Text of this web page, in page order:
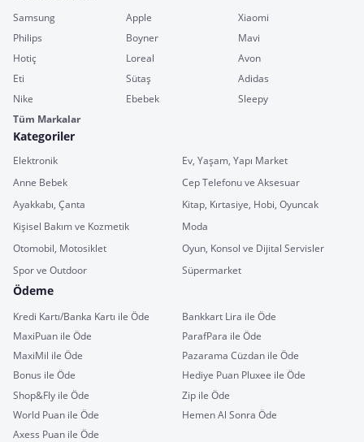
Samsung Apple
Xiaomi
Philips
Boyner
Mavi
Hotiç
Loreal
Avon
Eti
Sütaş
Adidas
Nike
Ebebek
Sleepy
Tüm Markalar
Kategoriler
Elektronik
Ev, Yaşam, Yapı Market
Anne Bebek
Cep Telefonu ve Aksesuar
Ayakkabı, Çanta
Kitap, Kırtasiye, Hobi, Oyuncak
Kişisel Bakım ve Kozmetik
Moda
Otomobil, Motosiklet
Oyun, Konsol ve Dijital Servisler
Spor ve Outdoor
Süpermarket
Ödeme
Kredi Kartı/Banka Kartı ile Öde
Bankkart Lira ile Öde
MaxiPuan ile Öde
ParafPara ile Öde
MaxiMil ile Öde
Pazarama Cüzdan ile Öde
Bonus ile Öde
Hediye Puan Pluxee ile Öde
Shop&Fly ile Öde
Zip ile Öde
World Puan ile Öde
Hemen Al Sonra Öde
Axess Puan ile Öde